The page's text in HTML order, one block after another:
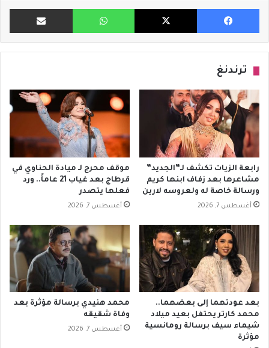
فيسبوك X واتساب مشاركة
ترندنغ
رابعة الزيات تكشف لـ”الجديد”
مشاعرها بعد زفاف ابنها كريم
ورسالة خاصة له ولعروسه لارين
أغسطس 7, 2026
موقف محرج لـ ميادة الحناوي في
قرطاج بعد غياب 21 عاماً.. ورد
فعلها يتصدر
أغسطس 7, 2026
بعد عودتهما إلى بعضهما..
محمد كارتر يحتفل بعيد ميلاد
شيماء سيف برسالة رومانسية
مؤثرة
محمد هنيدي برسالة مؤثرة بعد
وفاة شقيقه
أغسطس 7, 2026